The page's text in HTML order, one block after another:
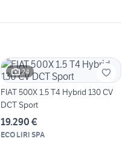
24
FIAT 500X 1.5 T4 Hybrid 130 CV
DCT Sport
19.290 €
ECO LIRI SPA